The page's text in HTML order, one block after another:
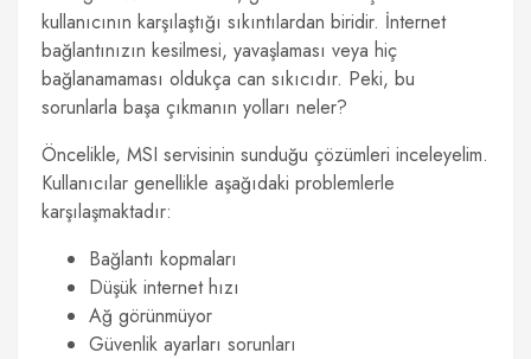
kullanıcının karşılaştığı sıkıntılardan biridir. İnternet
bağlantınızın kesilmesi, yavaşlaması veya hiç
bağlanamaması oldukça can sıkıcıdır. Peki, bu
sorunlarla başa çıkmanın yolları neler?
Öncelikle, MSI servisinin sunduğu çözümleri inceleyelim.
Kullanıcılar genellikle aşağıdaki problemlerle
karşılaşmaktadır:
Bağlantı kopmaları
Düşük internet hızı
Ağ görünmüyor
Güvenlik ayarları sorunları